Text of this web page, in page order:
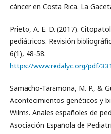
cáncer en Costa Rica. La
Prieto, A. E. D. (2017).
pediátricos. Revisión
6(1), 48-58.
https://www.redalyc.org/pdf/
Samacho-Taramona, M. P., &
Acontecimientos genéticos y
Wilms. Anales españoles de
Asociación Española de